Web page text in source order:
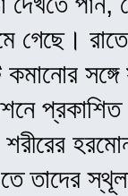
গেছে।
প্রকাশিত
তাদের